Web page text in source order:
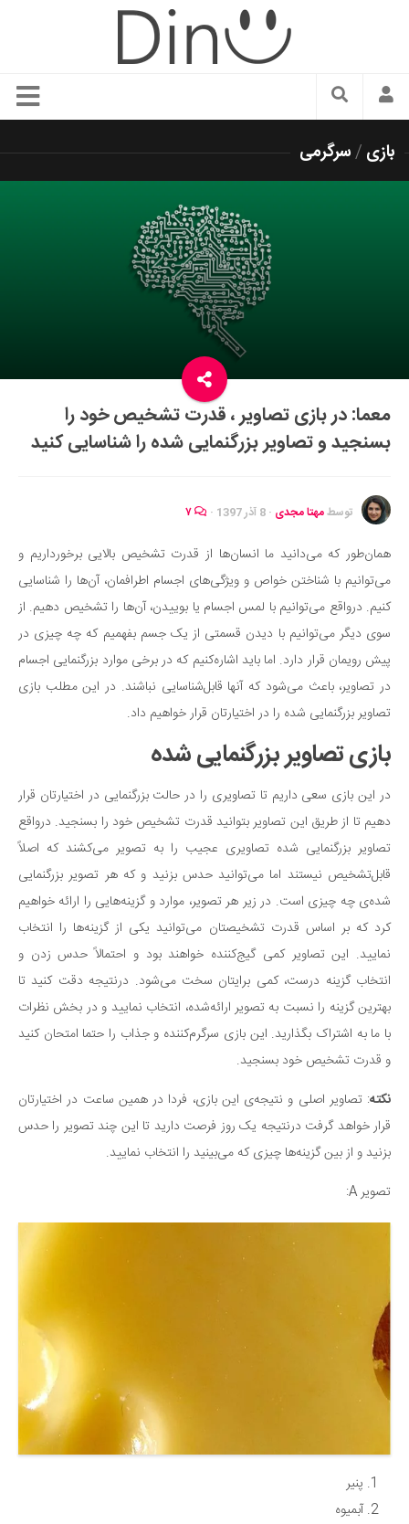
سبک زندگی
شیک پوشی
دکوراسیون و چیدمان
سفر و گردشگری
ایران گردی
جهان گردی
موفقیت و مهارت‌های فردی
تغذیه سالم
بهداشت
بیماری و درمان
کودک و مادر
ورزش و تندرستی
روانشناسی
مراکز پزشکی و دارویی
فرهنگ و هنر
سینما و تئاتر
تلویزیون
موسیقی
چهره‌ها
عکاسی و هنرهای تجسمی
کتاب و کتاب‌خوانی
تاریخ
معماری
علمی
فناوری‌ها
نجوم و هوا فضا
زمین و محیط زیست
خودرو
سرگرمی
اخبار
بازی /سرگرمی
معما: در بازی تصاویر ، قدرت تشخیص خود را
بسنجید و تصاویر بزرگنمایی شده را شناسایی کنید
توسطمهتا مجدی · 8 آذر 1397 ·
همان‌طور که می‌دانید ما انسان‌ها از قدرت تشخیص بالایی برخورداریم و
می‌توانیم با شناختن خواص و ویژگی‌های اجسام اطرافمان، آن‌ها را شناسایی
کنیم. درواقع می‌توانیم با لمس اجسام یا بوییدن، آن‌ها را تشخیص دهیم. از
سوی دیگر می‌توانیم با دیدن قسمتی از یک جسم بفهمیم که چه چیزی در
پیش رویمان قرار دارد. اما باید اشاره‌کنیم که در برخی موارد بزرگنمایی اجسام
در تصاویر، باعث می‌شود که آنها قابل‌شناسایی نباشند. در این مطلب بازی
تصاویر بزرگنمایی شده را در اختیارتان قرار خواهیم داد.
بازی تصاویر بزرگنمایی شده
در این بازی سعی داریم تا تصاویری را در حالت بزرگنمایی در اختیارتان قرار
دهیم تا از طریق این تصاویر بتوانید قدرت تشخیص خود را بسنجید. درواقع
تصاویر بزرگنمایی شده تصاویری عجیب را به تصویر می‌کشند که اصلاً
قابل‌تشخیص نیستند اما می‌توانید حدس بزنید و که هر تصویر بزرگنمایی
شده‌ی چه چیزی است. در زیر هر تصویر، موارد و گزینه‌هایی را ارائه خواهیم
کرد که بر اساس قدرت تشخیصتان می‌توانید یکی از گزینه‌ها را انتخاب
نمایید. این تصاویر کمی گیج‌کننده خواهند بود و احتمالاً حدس زدن و
انتخاب گزینه درست، کمی برایتان سخت می‌شود. درنتیجه دقت کنید تا
بهترین گزینه را نسبت به تصویر ارائه‌شده، انتخاب نمایید و در بخش نظرات
با ما به اشتراک بگذارید. این بازی سرگرم‌کننده و جذاب را حتما امتحان کنید
و قدرت تشخیص خود بسنجید.
نکته: تصاویر اصلی و نتیجه‌ی این بازی، فردا در همین ساعت در اختیارتان
قرار خواهد گرفت درنتیجه یک روز فرصت دارید تا این چند تصویر را حدس
بزنید و از بین گزینه‌ها چیزی که می‌بینید را انتخاب نمایید.
تصویر A:
پنیر
آبمیوه